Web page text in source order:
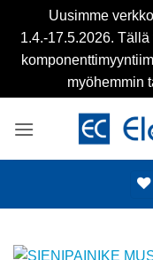
Uusimme
1.4.-17.5.2026.
myöhemmin